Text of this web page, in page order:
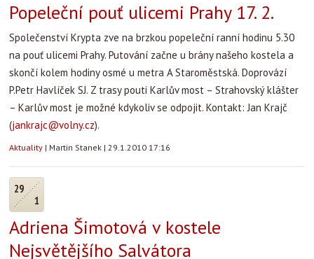
Popeleční pouť ulicemi Prahy 17. 2.
Společenství Krypta zve na brzkou popeleční ranní hodinu 5.30
na pouť ulicemi Prahy. Putování začne u brány našeho kostela a
skončí kolem hodiny osmé u metra A Staroměstská. Doprovází
P.Petr Havlíček SJ. Z trasy pouti Karlův most – Strahovský klášter
– Karlův most je možné kdykoliv se odpojit. Kontakt: Jan Krajč
(jankrajc@volny.cz).
Aktuality | Martin Stanek | 29.1.2010 17:16
29
1
Adriena Šimotová v kostele
Nejsvětějšího Salvátora